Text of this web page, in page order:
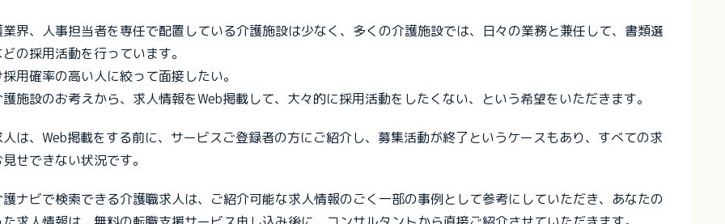
界、人事担当者を専任で配置している介護施設は少なく、多くの介護施設では、日々の業務と兼任して、書類選
の採用活動を行っています。
用確率の高い人に絞って面接したい。
施設のお考えから、求人情報をWeb掲載して、大々的に採用活動をしたくない、という希望をいただきます。
は、Web掲載をする前に、サービスご登録者の方にご紹介し、募集活動が終了というケースもあり、すべての求
せできない状況です。
ナビで検索できる介護職求人は、ご紹介可能な求人情報のごく一部の事例として参考にしていただき、あなたの